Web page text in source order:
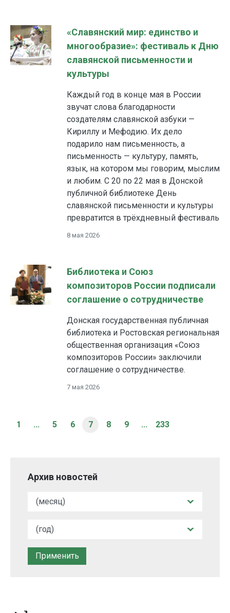
«Славянский мир: единство и
многообразие»: фестиваль к Дню
славянской письменности и
культуры
Каждый год в конце мая в России
звучат слова благодарности
создателям славянской азбуки —
Кириллу и Мефодию. Их дело
подарило нам письменность, а
письменность — культуру, память,
язык, на котором мы говорим, мыслим
и любим. С 20 по 22 мая в Донской
публичной библиотеке День
славянской письменности и культуры
превратится в трёхдневный фестиваль
8 мая 2026
Библиотека и Союз
композиторов России подписали
соглашение о сотрудничестве
Донская государственная публичная
библиотека и Ростовская региональная
общественная организация «Союз
композиторов России» заключили
соглашение о сотрудничестве.
7 мая 2026
1 ... 5 6 7 8 9 ... 233
Архив новостей